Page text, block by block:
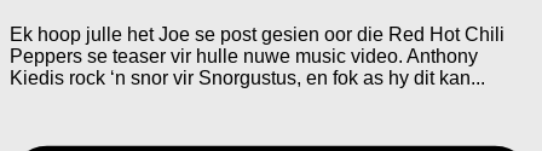
Ek hoop julle het Joe se post gesien oor die Red Hot Chili
Peppers se teaser vir hulle nuwe music video. Anthony
Kiedis rock ‘n snor vir Snorgustus, en fok as hy dit kan...